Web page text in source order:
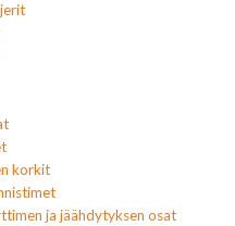
korkit
ja jäähdytyksen osat